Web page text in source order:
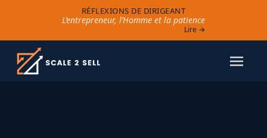
RÉFLEXIONS DE DIRIGEANT
L’entrepreneur, l’Homme et la patience
Lire →